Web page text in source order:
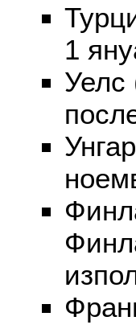
1
Уелс